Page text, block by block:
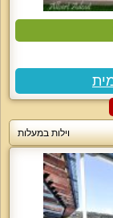
וילות במעלות